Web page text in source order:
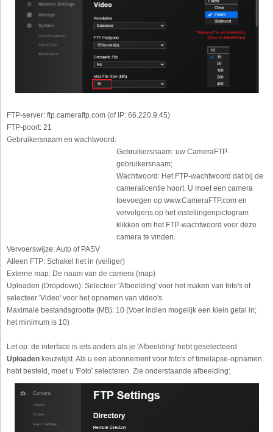
FTP-server: ftp.cameraftp.com (of IP: 66.220.9.45)
FTP-poort: 21
Gebruikersnaam en wachtwoord:
Gebruikersnaam: uw CameraFTP-
gebruikersnaam;
Wachtwoord: Het FTP-wachtwoord dat bij de
cameralicentie hoort. U moet een camera
toevoegen op www.CameraFTP.com en
vervolgens op het instellingenpictogram
klikken om het FTP-wachtwoord voor deze
camera te vinden.
Vervoerswijze:Auto of PASV
Alleen FTP: Schakel het in (veiliger)
Externe map: De naam van de camera (map)
Uploaden (Dropdown): Selecteer 'Afbeelding' voor het maken van foto's of
selecteer 'Video' voor het opnemen van video's.
Maximale bestandsgrootte (MB): 10 (Voer indien mogelijk een klein getal in;
het minimum is 10)
Let op: de interface is iets anders als je 'Afbeelding' hebt geselecteerd
Uploaden keuzelijst. Als u een abonnement voor foto's of timelapse-opnamen
hebt besteld, moet u 'Foto' selecteren. Zie onderstaande afbeelding: